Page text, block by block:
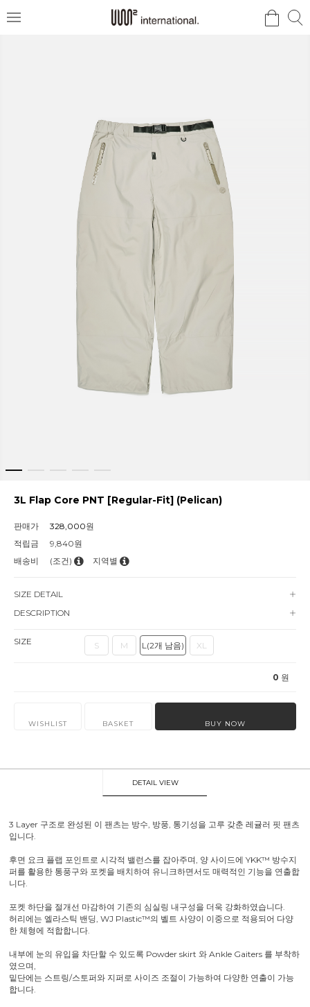
메
검
3L Flap Core PNT [Regular-Fit] (Pelican)
판매가 328,000원
적립금
9,840원
배송비
(조건) 지역별
SIZE DETAIL
DESCRIPTION
SIZE S M L(2개 남음) XL
0 원
WISHLIST BASKET BUY NOW
DETAIL VIEW
3 Layer 구조로 완성된 이 팬츠는 방수, 방풍, 통기성을 고루 갖춘 레귤러 핏 팬츠
입니다.
후면 요크 플랩 포인트로 시각적 밸런스를 잡아주며, 양 사이드에 YKK™ 방수지
퍼를 활용한 통풍구와 포켓을 배치하여 유니크하면서도 매력적인 기능을 연출합
니다.
포켓 하단을 절개선 마감하여 기존의 심실링 내구성을 더욱 강화하였습니다.
허리에는 엘라스틱 밴딩, WJ Plastic™의 벨트 사양이 이중으로 적용되어 다양
한 체형에 적합합니다.
내부에 눈의 유입을 차단할 수 있도록 Powder skirt 와 Ankle Gaiters 를 부착하
였으며,
밑단에는 스트링/스토퍼와 지퍼로 사이즈 조절이 가능하여 다양한 연출이 가능
합니다.